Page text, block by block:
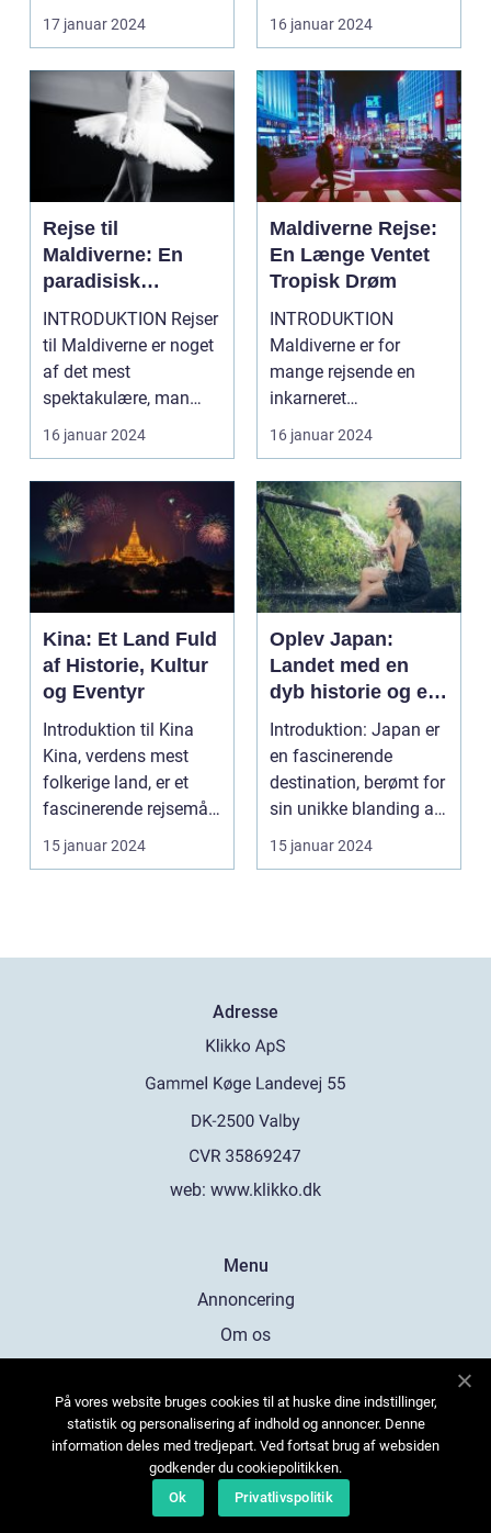
kontraster og...
17 januar 2024
og unikke oplevelser,
s...
16 januar 2024
Rejse til
Maldiverne: En
paradisisk
tilbagetrækning
for eventyrlystne
rejsende
INTRODUKTION Rejser
til Maldiverne er noget
af det mest
spektakulære, man
kan opleve. Dette
stykke p...
16 januar 2024
Maldiverne Rejse:
En Længe Ventet
Tropisk Drøm
INTRODUKTION
Maldiverne er for
mange rejsende en
inkarneret
drømmedestination.
Dette ørige beståend...
16 januar 2024
Kina: Et Land Fuld
af Historie, Kultur
og Eventyr
Introduktion til Kina
Kina, verdens mest
folkerige land, er et
fascinerende rejsemål
for rejsende o...
15 januar 2024
Oplev Japan:
Landet med en
dyb historie og en
enestående kultur
Introduktion: Japan er
en fascinerende
destination, berømt for
sin unikke blanding af
tradition og i...
15 januar 2024
Adresse
web: www.klikko.dk
Menu
Annoncering
Om os
Kontakt os
Sitemap
På vores website bruges cookies til at huske dine indstillinger,
statistik og personalisering af indhold og annoncer. Denne
information deles med tredjepart. Ved fortsat brug af websiden
godkender du cookiepolitikken.
Ok
Privatlivspolitik